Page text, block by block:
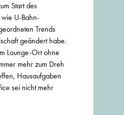
Start des
U-Bahn-
Trends
geändert habe.
Lounge-Ort ohne
mehr zum Dreh
Hausaufgaben
sei nicht mehr